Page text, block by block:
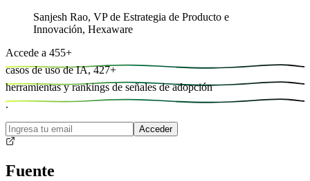
Sanjesh Rao, VP de Estrategia de Producto e
Innovación, Hexaware
Accede a 455+
casos de uso de IA, 427+
herramientas y rankings de señales de adopción
.
Acceder
Fuente